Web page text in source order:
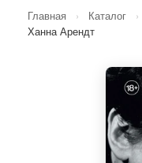
Главная › Каталог ›
Ханна Арендт